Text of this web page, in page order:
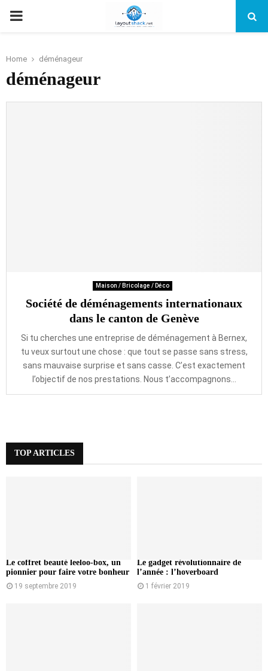
PRIMARY
Home déménageur
déménageur
Maison / Bricolage / Déco
Société de déménagements internationaux
dans le canton de Genève
Si tu cherches une entreprise de déménagement à Bernex,
tu veux surtout une chose : que tout se passe sans stress,
sans mauvaise surprise et sans casse. C’est exactement
l’objectif de nos prestations. Nous t’accompagnons...
TOP ARTICLES
Le coffret beauté leeloo-box, un
pionnier pour faire votre bonheur
19 septembre 2019
Le gadget révolutionnaire de
l’année : l’hoverboard
1 février 2019